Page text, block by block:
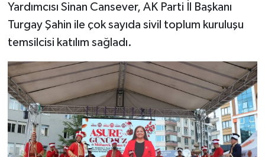
Yardımcısı Sinan Cansever, AK Parti İl Başkanı
Turgay Şahin ile çok sayıda sivil toplum kuruluşu
temsilcisi katılım sağladı.